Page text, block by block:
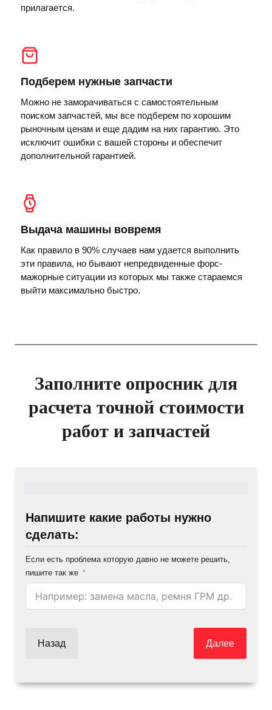
прилагается.
Подберем нужные запчасти
Можно не заморачиваться с самостоятельным
поиском запчастей, мы все подберем по хорошим
рыночным ценам и еще дадим на них гарантию. Это
исключит ошибки с вашей стороны и обеспечит
дополнительной гарантией.
Выдача машины вовремя
Как правило в 90% случаев нам удается выполнить
эти правила, но бывают непредвиденные форс-
мажорные ситуации из которых мы также стараемся
выйти максимально быстро.
Заполните опросник для
расчета точной стоимости
работ и запчастей
Напишите какие работы нужно
сделать:
Если есть проблема которую давно не можете решить,
пишите так же
Назад Далее